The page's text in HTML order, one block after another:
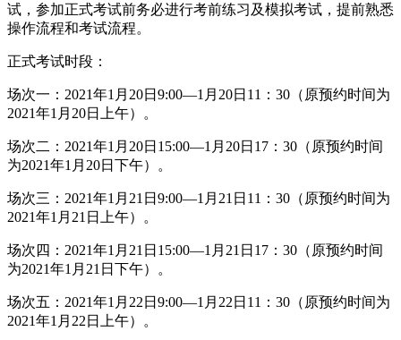
试，参加正式考试前务必进行考前练习及模拟考试，提前熟悉
操作流程和考试流程。
正式考试时段：
场次一：2021年1月20日9:00—1月20日11：30（原预约时间为
2021年1月20日上午）。
场次二：2021年1月20日15:00—1月20日17：30（原预约时间
为2021年1月20日下午）。
场次三：2021年1月21日9:00—1月21日11：30（原预约时间为
2021年1月21日上午）。
场次四：2021年1月21日15:00—1月21日17：30（原预约时间
为2021年1月21日下午）。
场次五：2021年1月22日9:00—1月22日11：30（原预约时间为
2021年1月22日上午）。